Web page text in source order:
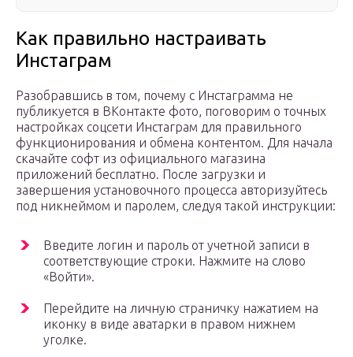
Как правильно настраивать
Инстаграм
Разобравшись в том, почему с Инстаграмма не
публикуется в ВКонтакте фото, поговорим о точных
настройках соцсети Инстаграм для правильного
функционирования и обмена контентом. Для начала
скачайте софт из официального магазина
приложений бесплатно. После загрузки и
завершения установочного процесса авторизуйтесь
под никнеймом и паролем, следуя такой инструкции:
Введите логин и пароль от учетной записи в
соответствующие строки. Нажмите на слово
«Войти».
Перейдите на личную страничку нажатием на
иконку в виде аватарки в правом нижнем
уголке.